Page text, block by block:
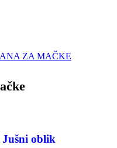
ZA MAČKE
oblik